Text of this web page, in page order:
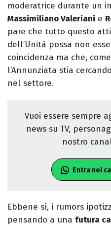
moderatrice durante un
Massimiliano Valeriani e
pare che tutto questo
dell’Unità possa non
coincidenza ma che,
l’Annunziata stia
nel settore.
Vuoi essere sempre
news su TV,
nostro
Entra nel
Ebbene sì, i rumors
pensando a una futura